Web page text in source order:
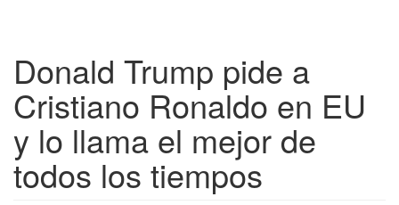
Donald Trump pide a
Cristiano Ronaldo en EU
y lo llama el mejor de
todos los tiempos